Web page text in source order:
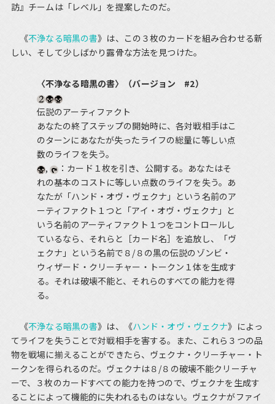
訪』チームは「レベル」を提案したのだ。
《不浄なる暗黒の書》は、この３枚のカードを組み合わせる新
しい、そして少しばかり露骨な方法を見つけた。
〈不浄なる暗黒の書〉（バージョン #2）
伝説のアーティファクト
あなたの終了ステップの開始時に、各対戦相手はこ
のターンにあなたが失ったライフの総量に等しい点
数のライフを失う。
,
：カード１枚を引き、公開する。あなたはそ
れの基本のコストに等しい点数のライフを失う。あ
なたが「ハンド・オヴ・ヴェクナ」という名前のア
ーティファクト１つと「アイ・オヴ・ヴェクナ」と
いう名前のアーティファクト１つをコントロールし
ているなら、それらと［カード名］を追放し、「ヴ
ェクナ」という名前で８/８の黒の伝説のゾンビ・
ウィザード・クリーチャー・トークン１体を生成す
る。それは破壊不能と、それらのすべての能力を得
る。
《不浄なる暗黒の書》は、《ハンド・オヴ・ヴェクナ》によっ
てライフを失うことで対戦相手を害する。また、これら３つの品
物を戦場に揃えることができたら、ヴェクナ・クリーチャー・ト
ークンを得られるのだ。ヴェクナは８/８の破壊不能クリーチャ
ーで、３枚のカードすべての能力を持つので、ヴェクナを生成す
ることによって機能的に失われるものはない。ヴェクナがファイ